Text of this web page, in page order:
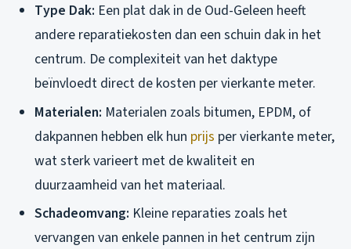
Type Dak: Een plat dak in de Oud-Geleen heeft
andere reparatiekosten dan een schuin dak in het
centrum. De complexiteit van het daktype
beïnvloedt direct de kosten per vierkante meter.
Materialen: Materialen zoals bitumen, EPDM, of
dakpannen hebben elk hun prijs per vierkante meter,
wat sterk varieert met de kwaliteit en
duurzaamheid van het materiaal.
Schadeomvang: Kleine reparaties zoals het
vervangen van enkele pannen in het centrum zijn